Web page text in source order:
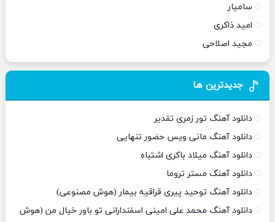
سامیار
امید ذاکری
مجید اصلاحی
جدیدترین ها
دانلود آهنگ تور زمری تقدیر
دانلود آهنگ مانی ویس حضور تنهایی
دانلود آهنگ میلاد باکری اشتباه
دانلود آهنگ مستر تروما
دانلود آهنگ توحید پیری قراقیه بیمار (هوش مصنوعی)
دانلود آهنگ محمد علی امینی اسفندارانی تو باور خیال من (هوش